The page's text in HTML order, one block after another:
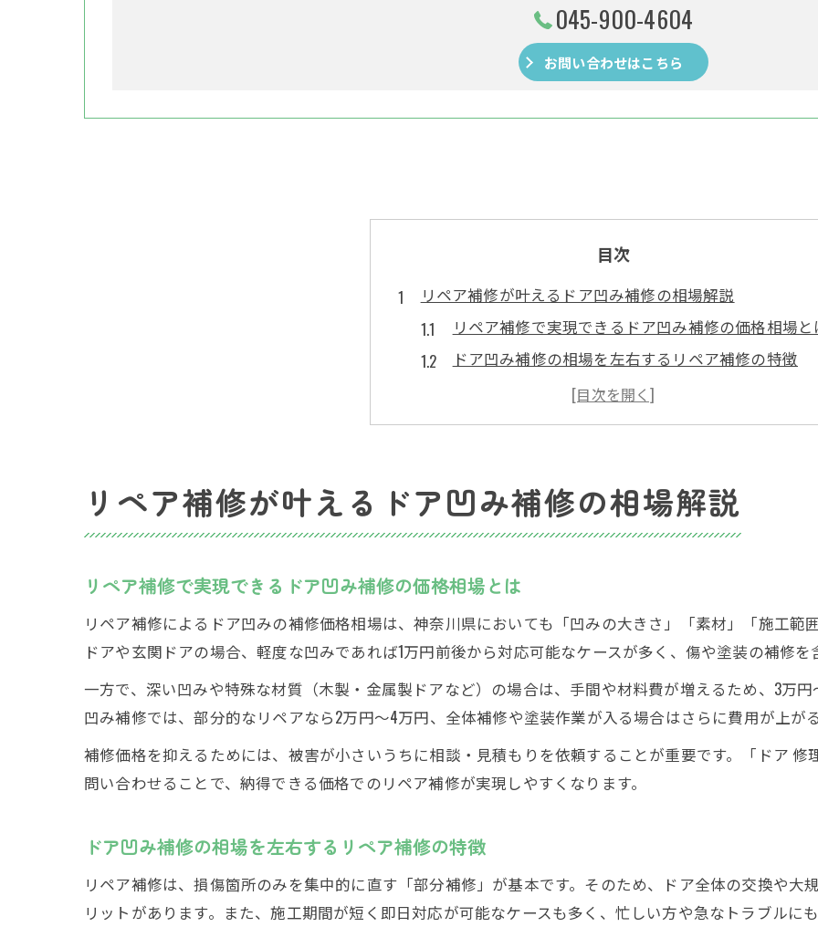
045-900-4604
お問い合わせはこちら
目次
リペア補修が叶えるドア凹み補修の相場解説
リペア補修で実現できるドア凹み補修の価格相場と
ドア凹み補修の相場を左右するリペア補修の特徴
リペア補修と他の補修方法の価格相場を比較
ドア凹み補修でリペア補修が選ばれる理由と相場感
ドア凹み補修価格の見積もりポイント徹底解明
リペア補修で知っておきたいドア凹み見積もりのコ
見積もりで差が出るリペア補修の相場把握ポイント
補修価格が変動するリペア補修の見積もり要素とは
リペア補修の見積もりで失敗しない価格交渉ポイン
補修費用を抑える実践的なリペア補修方法
リペア補修でドア凹み補修費用を安く抑える工夫
価格相場を踏まえた効果的なリペア補修実践法
自分でできるリペア補修と価格相場の違い
価格相場を意識した失敗しないドア凹み補修手順
リペア補修で見落としがちな価格相場の注意点
リペア補修が叶えるドア凹み補修の相場解説
リペア補修で実現できるドア凹み補修の価格相場とは
リペア補修によるドア凹みの補修価格相場は、神奈川県においても「凹みの大きさ」「素材」「施工範
ドアや玄関ドアの場合、軽度な凹みであれば1万円前後から対応可能なケースが多く、傷や塗装の補修
一方で、深い凹みや特殊な材質（木製・金属製ドアなど）の場合は、手間や材料費が増えるため、3万
凹み補修では、部分的なリペアなら2万円～4万円、全体補修や塗装作業が入る場合はさらに費用が上が
補修価格を抑えるためには、被害が小さいうちに相談・見積もりを依頼することが重要です。「ドア
問い合わせることで、納得できる価格でのリペア補修が実現しやすくなります。
ドア凹み補修の相場を左右するリペア補修の特徴
リペア補修は、損傷箇所のみを集中的に直す「部分補修」が基本です。そのため、ドア全体の交換や大
リットがあります。また、施工期間が短く即日対応が可能なケースも多く、忙しい方や急なトラブルに